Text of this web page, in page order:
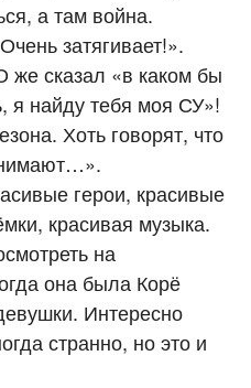
а там война.
затягивает!».
сказал «в каком бы
я найду тебя моя СУ»!
Хоть говорят, что
герои, красивые
красивая музыка.
на
она была Корё
Интересно
странно, но это и